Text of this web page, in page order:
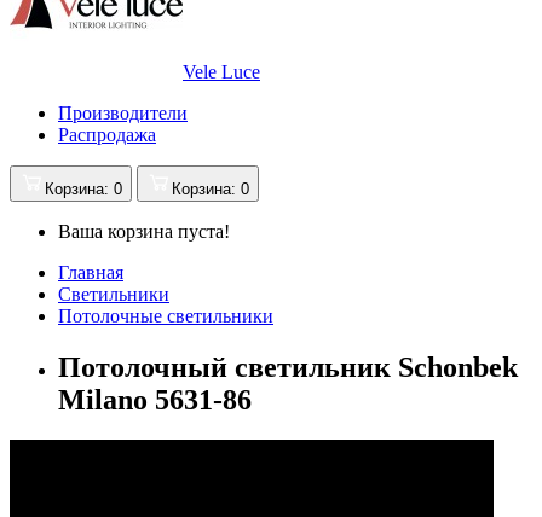
Vele Luce
Производители
Распродажа
Корзина: 0 Корзина: 0
Ваша корзина пуста!
Главная
Светильники
Потолочные светильники
Потолочный светильник Schonbek
Milano 5631-86